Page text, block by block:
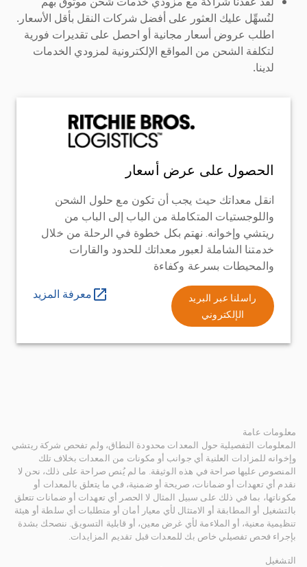
لنُسهِّل عليك العثور على أفضل شركات النقل بأقل الأسعار.
اطلب عروض أسعار مجانية أو احصل على تقديرات فورية
لتكلفة الشحن من المواقع الإلكترونية لمزودي الخدمات
لدينا.
الحصول على عرض أسعار
انقل معداتك حيث يجب أن تكون مع حلول الشحن
واللوجستيات المتكاملة من الباب إلى الباب من
ريتشي وإخوانه. نهتم بكل خطوة في الرحلة من خلال
خدمتنا الشاملة لعبور معداتك للحدود والقارات
والمحيطات بسرعة وكفاءة
راسلنا عبر البريد
الإلكتروني
معرفة المزيد
معلومات عامة
المعلومات التفصيلية حول المعدات محدودة النطاق، ولم تفحص شركة ريتشي
وإخوانه للمزادات العلنية أي جوانب أو مكونات من المعدات بخلاف تلك
المنصوص عليها صراحة في هذه الوثيقة. ما لم يُنص صراحة على ذلك، نحن لا
نقدم أي تعهدات أو ضمانات، صريحة أو ضمنية، في ما يتعلق بالمعدات أو
مكوناتها، بما في ذلك على سبيل المثال لا الحصر أي تعهدات أو ضمانات تتعلق
بالتشغيل أو المطابقة أو الامتثال لأي معيار أمان أو متطلبات أي سلطة أو هيئة
تنظيمية معنية، أو الملاءمة لأي غرض معين، أو قابلية التسويق. ننصحك بشدة
بإجراء فحص تفصيلي خاص بك للمعدات قبل تقديم المزايدات.
التشغيل